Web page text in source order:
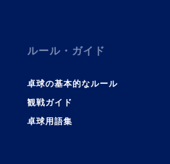
ルール・ガイド
卓球の基本的なルール
観戦ガイド
卓球用語集